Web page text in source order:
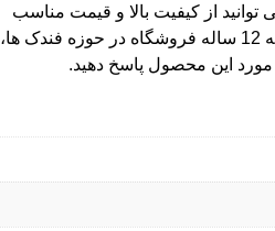
توانید از کیفیت بالا و قیمت مناسب
آن لذت ببرید. همچنین، با توجه به تجربه 12 ساله فروشگاه در حوزه فندک ها،
مورد این محصول پاسخ دهید.